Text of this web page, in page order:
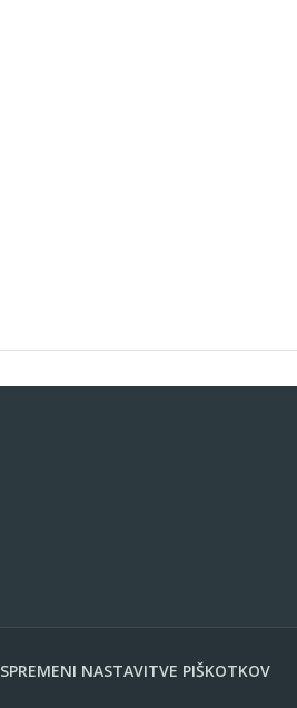
SPREMENI NASTAVITVE PIŠKOTKOV